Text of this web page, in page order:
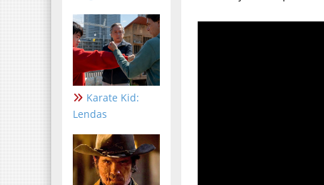
Karate Kid:
Lendas